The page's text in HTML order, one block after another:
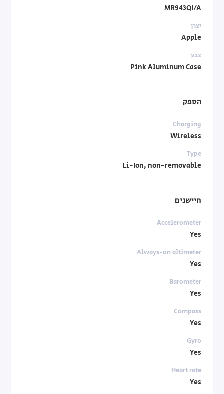
MR943QI/A
יצרן
Apple
צבע
Pink Aluminum Case
הספק
Charging
Wireless
Type
Li-Ion, non-removable
חיישנים
Accelerometer
Yes
Always-on altimeter
Yes
Barometer
Yes
Compass
Yes
Gyro
Yes
Heart rate
Yes